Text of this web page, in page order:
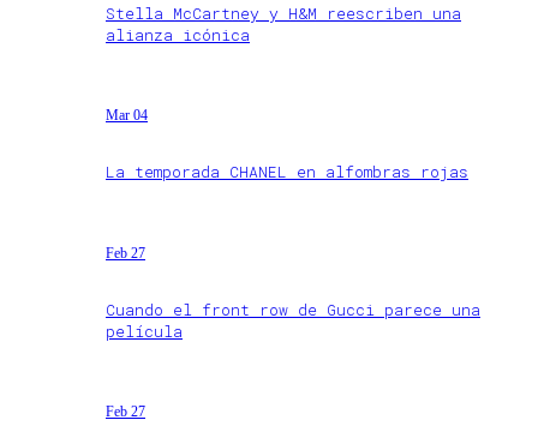
Stella McCartney y H&M reescriben una
alianza icónica
Mar 04
La temporada CHANEL en alfombras rojas
Feb 27
Cuando el front row de Gucci parece una
película
Feb 27